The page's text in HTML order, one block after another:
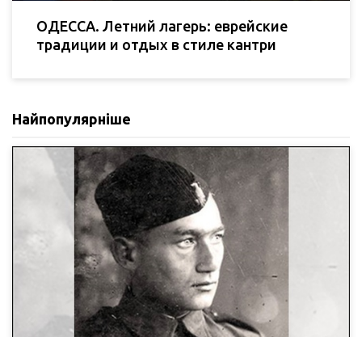
ОДЕССА. Летний лагерь: еврейские
традиции и отдых в стиле кантри
Найпопулярніше